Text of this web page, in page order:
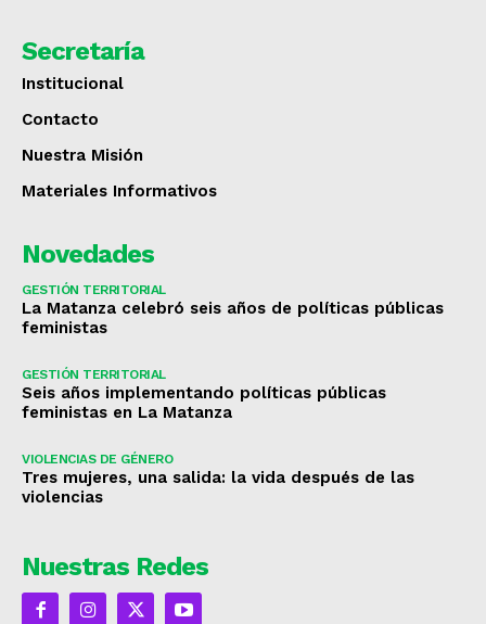
Secretaría
Institucional
Contacto
Nuestra Misión
Materiales Informativos
Novedades
GESTIÓN TERRITORIAL
La Matanza celebró seis años de políticas públicas
feministas
GESTIÓN TERRITORIAL
Seis años implementando políticas públicas
feministas en La Matanza
VIOLENCIAS DE GÉNERO
Tres mujeres, una salida: la vida después de las
violencias
Nuestras Redes